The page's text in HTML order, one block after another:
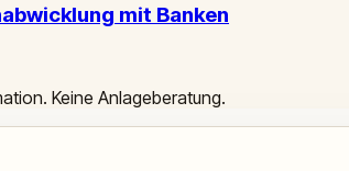
mit Banken
Keine Anlageberatung.